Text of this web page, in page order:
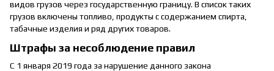
видов грузов через государственную границу. В список таких
грузов включены топливо, продукты с содержанием спирта,
табачные изделия и ряд других товаров.
Штрафы за несоблюдение правил
С 1 января 2019 года за нарушение данного закона